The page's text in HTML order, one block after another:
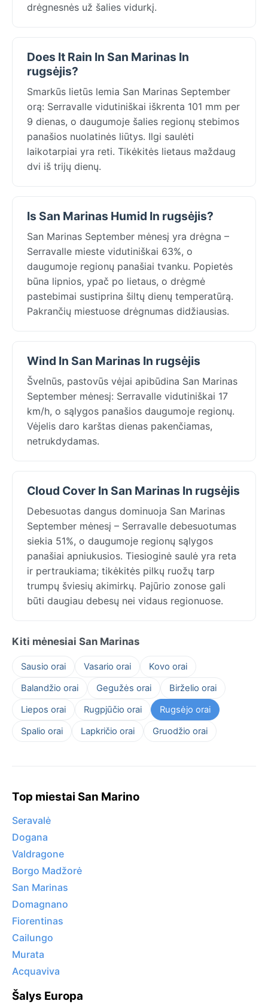
drėgnesnės už šalies vidurkį.
Does It Rain In San Marinas In
rugsėjis?
Smarkūs lietūs lemia San Marinas September
orą: Serravalle vidutiniškai iškrenta 101 mm per
9 dienas, o daugumoje šalies regionų stebimos
panašios nuolatinės liūtys. Ilgi saulėti
laikotarpiai yra reti. Tikėkitės lietaus maždaug
dvi iš trijų dienų.
Is San Marinas Humid In rugsėjis?
San Marinas September mėnesį yra drėgna –
Serravalle mieste vidutiniškai 63%, o
daugumoje regionų panašiai tvanku. Popietės
būna lipnios, ypač po lietaus, o drėgmė
pastebimai sustiprina šiltų dienų temperatūrą.
Pakrančių miestuose drėgnumas didžiausias.
Wind In San Marinas In rugsėjis
Švelnūs, pastovūs vėjai apibūdina San Marinas
September mėnesį: Serravalle vidutiniškai 17
km/h, o sąlygos panašios daugumoje regionų.
Vėjelis daro karštas dienas pakenčiamas,
netrukdydamas.
Cloud Cover In San Marinas In rugsėjis
Debesuotas dangus dominuoja San Marinas
September mėnesį – Serravalle debesuotumas
siekia 51%, o daugumoje regionų sąlygos
panašiai apniukusios. Tiesioginė saulė yra reta
ir pertraukiama; tikėkitės pilkų ruožų tarp
trumpų šviesių akimirkų. Pajūrio zonose gali
būti daugiau debesų nei vidaus regionuose.
Kiti mėnesiai San Marinas
Sausio orai Vasario orai
Kovo orai
Balandžio orai
Gegužės orai
Birželio orai
Liepos orai
Rugpjūčio orai
Rugsėjo orai
Spalio orai
Lapkričio orai Gruodžio orai
Top miestai San Marino
Seravalė
Dogana
Valdragone
Borgo Madžorė
San Marinas
Domagnano
Fiorentinas
Cailungo
Murata
Acquaviva
Šalys Europa